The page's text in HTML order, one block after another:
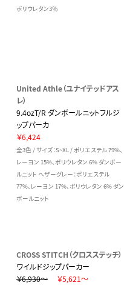
ポリウレタン3％
United Athle（ユナイテッドアス
レ）
9.4ozT/R ダンボールニットフルジ
ップパーカ
￥6,424
全3色 / サイズ：S~XL / ポリエステル 79%、
レーヨン 15%、ポリウレタン 6% ダンボー
ルニット ヘザーグレー：ポリエステル
77%、レーヨン 17%、ポリウレタン 6% ダン
ボールニット
CROSS STITCH（クロスステッチ）
ワイルドジップパーカー
￥6,930～
￥5,621～